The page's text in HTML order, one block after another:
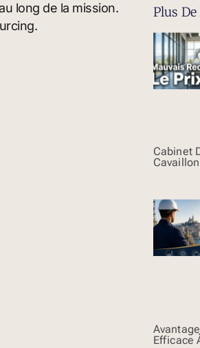
long de la mission.
Plus De
Cabinet
Cavaillon
Efficace